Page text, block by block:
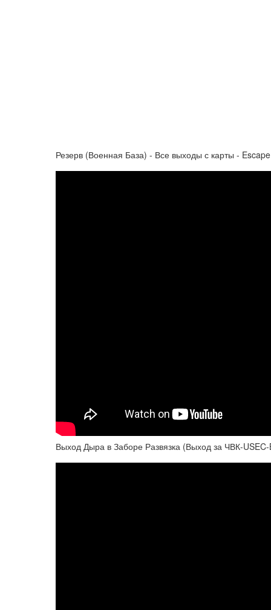
Резерв (Военная База) - Все выходы с карты -
Выход Дыра в Заборе Развязка (Выход за ЧВК-